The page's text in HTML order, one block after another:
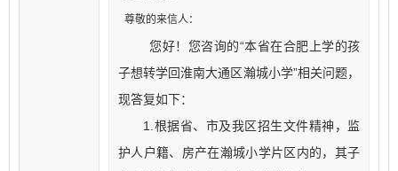
尊敬的来信人：
您好！您咨询的“本省在合肥上学的孩
子想转学回淮南大通区瀚城小学”相关问题，
现答复如下：
1.根据省、市及我区招生文件精神，监
护人户籍、房产在瀚城小学片区内的，其子